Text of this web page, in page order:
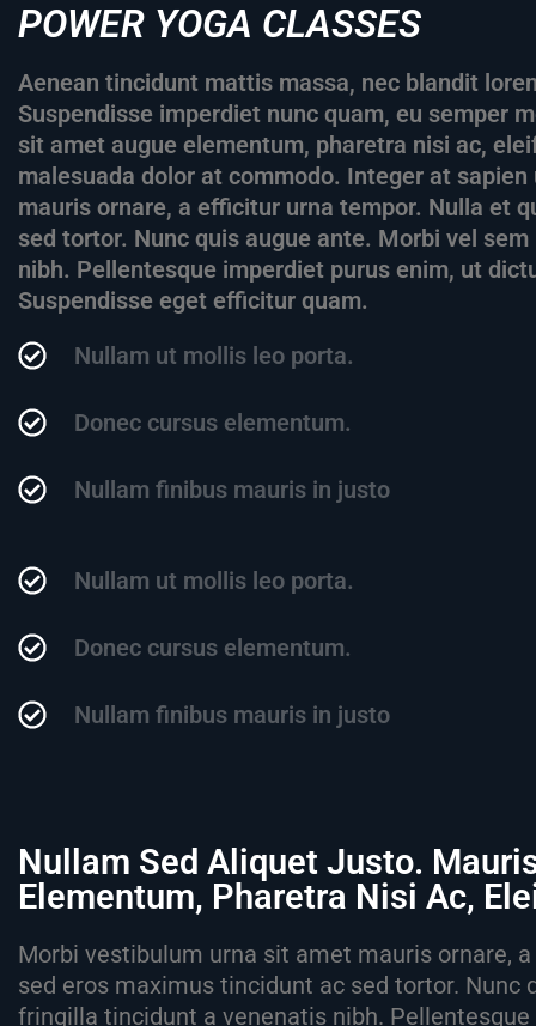
POWER YOGA CLASSES
Aenean tincidunt mattis massa, nec blandit
Suspendisse imperdiet nunc quam, eu semper
sit amet augue elementum, pharetra nisi ac,
malesuada dolor at commodo. Integer at
mauris ornare, a efficitur urna tempor. Nulla et
sed tortor. Nunc quis augue ante. Morbi vel
nibh. Pellentesque imperdiet purus enim, ut
Suspendisse eget efficitur quam.
Nullam ut mollis leo porta.
Donec cursus elementum.
Nullam finibus mauris in justo
Nullam ut mollis leo porta.
Donec cursus elementum.
Nullam finibus mauris in justo
Nullam Sed Aliquet Justo.
Elementum, Pharetra Nisi Ac,
Morbi vestibulum urna sit amet mauris ornare,
sed eros maximus tincidunt ac sed tortor. Nunc
fringilla tincidunt a venenatis nibh.